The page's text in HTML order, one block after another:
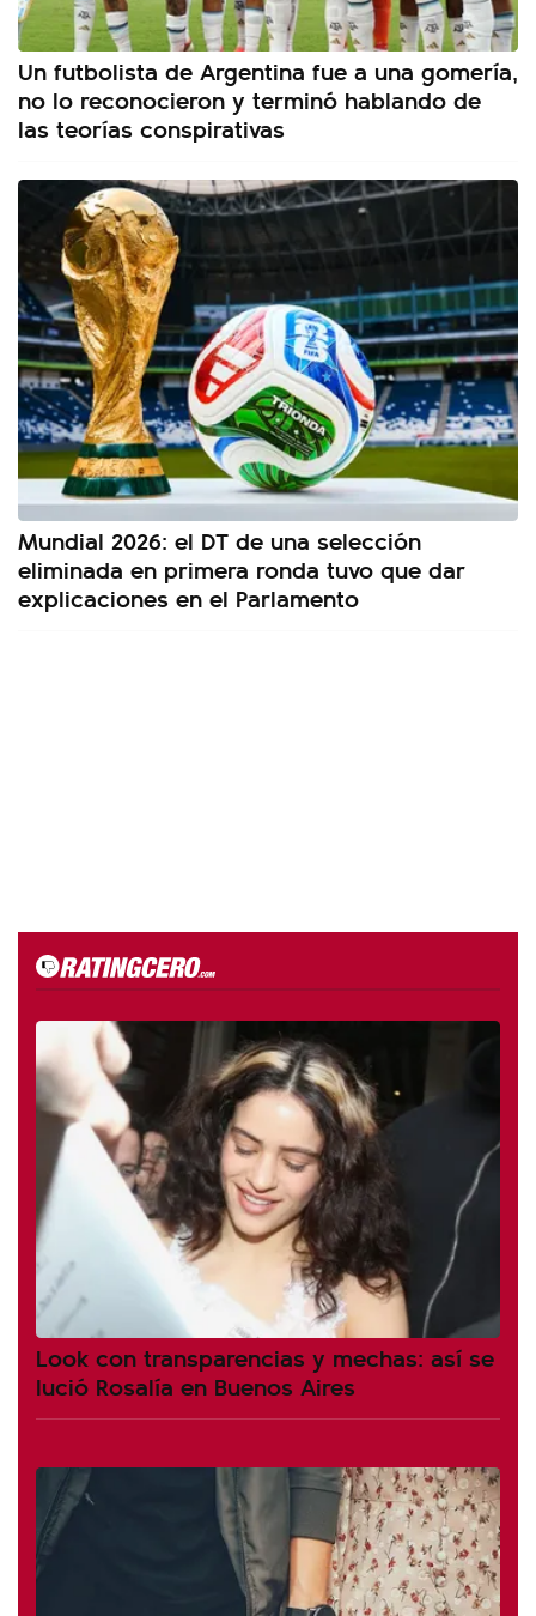
Un futbolista de Argentina fue a una gomería,
no lo reconocieron y terminó hablando de
las teorías conspirativas
Mundial 2026: el DT de una selección
eliminada en primera ronda tuvo que dar
explicaciones en el Parlamento
Look con transparencias y mechas: así se
lució Rosalía en Buenos Aires